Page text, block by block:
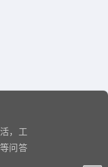
，工
问答